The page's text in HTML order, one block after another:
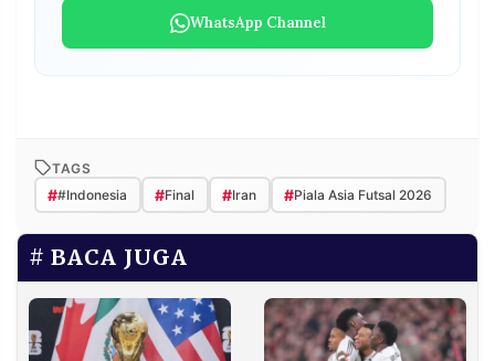
WhatsApp Channel
TAGS
##Indonesia #Final #Iran #Piala Asia Futsal 2026
BACA JUGA